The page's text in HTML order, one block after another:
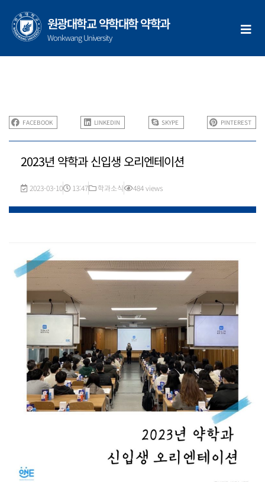
건
원광대학교 약학대학 약학과
Wonkwang University
FACEBOOK LINKEDIN SKYPE PINTEREST
2023년 약학과 신입생 오리엔테이션
2023-03-10 13:47 학과소식 484 views